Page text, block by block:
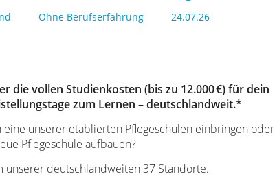
Ohne Berufserfahrung 24.07.26
vollen Studienkosten (bis zu 12.000 €) für dein
zum Lernen – deutschlandweit.*
unserer etablierten Pflegeschulen einbringen oder
Pflegeschule aufbauen?
unserer deutschlandweiten 37 Standorte.